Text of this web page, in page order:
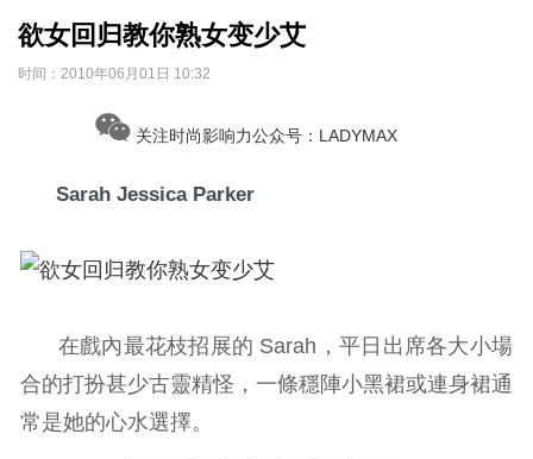
欲女回归教你熟女变少艾
时间： 2010年06月01日 10:32
关注时尚影响力公众号：LADYMAX
Sarah Jessica Parker
在戲內最花枝招展的 Sarah，平日出席各大小場
合的打扮甚少古靈精怪，一條穩陣小黑裙或連身裙通
常是她的心水選擇。